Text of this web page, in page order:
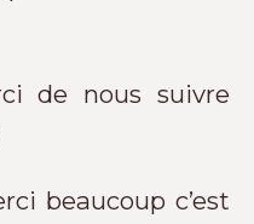
de nous suivre
beaucoup c’est